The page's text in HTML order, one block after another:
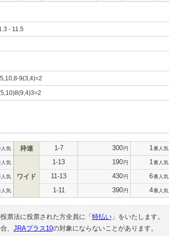
- 11.5
9(3,4)=2
人気
人気
人気
人気
枠連 1-7 300円 1 番人気
ワイド
1-13 190円 1 番人気
11-13 430円 6番人気
1-11 390円 4番人気
票法に投票された方全員に「 特払い」をいたします。
、 JRAプラス10の対象にならないことがあります。